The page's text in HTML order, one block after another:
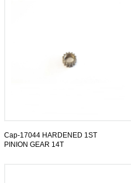
Cap-17044 HARDENED 1ST
PINION GEAR 14T